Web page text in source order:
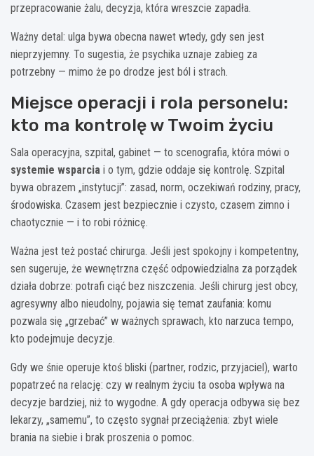
przepracowanie żalu, decyzja, która wreszcie zapadła.
Ważny detal: ulga bywa obecna nawet wtedy, gdy sen jest
nieprzyjemny. To sugestia, że psychika uznaje zabieg za
potrzebny — mimo że po drodze jest ból i strach.
Miejsce operacji i rola personelu:
kto ma kontrolę w Twoim życiu
Sala operacyjna, szpital, gabinet — to scenografia, która mówi o
systemie wsparcia i o tym, gdzie oddaje się kontrolę. Szpital
bywa obrazem „instytucji”: zasad, norm, oczekiwań rodziny, pracy,
środowiska. Czasem jest bezpiecznie i czysto, czasem zimno i
chaotycznie — i to robi różnicę.
Ważna jest też postać chirurga. Jeśli jest spokojny i kompetentny,
sen sugeruje, że wewnętrzna część odpowiedzialna za porządek
działa dobrze: potrafi ciąć bez niszczenia. Jeśli chirurg jest obcy,
agresywny albo nieudolny, pojawia się temat zaufania: komu
pozwala się „grzebać” w ważnych sprawach, kto narzuca tempo,
kto podejmuje decyzje.
Gdy we śnie operuje ktoś bliski (partner, rodzic, przyjaciel), warto
popatrzeć na relację: czy w realnym życiu ta osoba wpływa na
decyzje bardziej, niż to wygodne. A gdy operacja odbywa się bez
lekarzy, „samemu”, to często sygnał przeciążenia: zbyt wiele
brania na siebie i brak proszenia o pomoc.